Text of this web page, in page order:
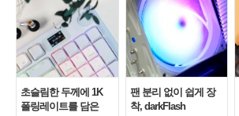
초슬림한 두께에 1K
폴링레이트를 담은
팬 분리 없이 쉽게 장
착, darkFlash